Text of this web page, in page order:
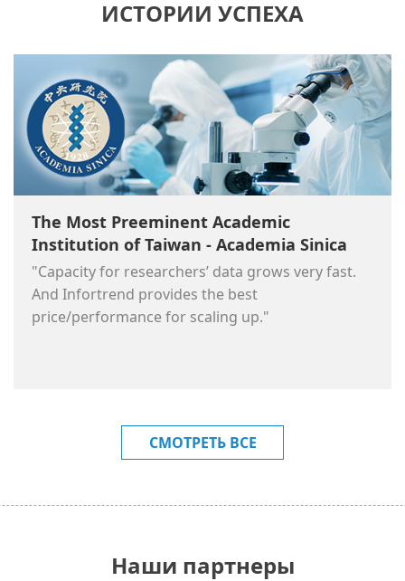
ИСТОРИИ УСПЕХА
The Most Preeminent Academic
Institution of Taiwan - Academia Sinica
"Capacity for researchers’ data grows very fast.
And Infortrend provides the best
price/performance for scaling up."
СМОТРЕТЬ ВСЕ
Наши партнеры